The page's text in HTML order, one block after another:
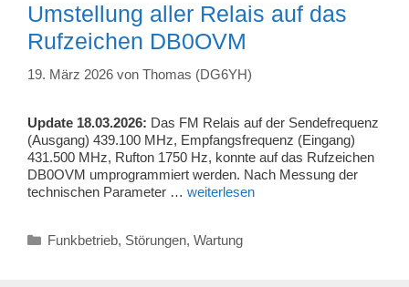
Umstellung aller Relais auf das
Rufzeichen DB0OVM
19. März 2026 von Thomas (DG6YH)
Update 18.03.2026: Das FM Relais auf der Sendefrequenz
(Ausgang) 439.100 MHz, Empfangsfrequenz (Eingang)
431.500 MHz, Rufton 1750 Hz, konnte auf das Rufzeichen
DB0OVM umprogrammiert werden. Nach Messung der
technischen Parameter … weiterlesen
Kategorien
Funkbetrieb, Störungen, Wartung